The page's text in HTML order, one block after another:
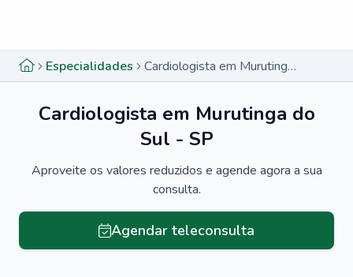
Especialidades Cardiologista em Murutinga do Sul - SP
Cardiologista em Murutinga do
Sul - SP
Aproveite os valores reduzidos e agende agora a sua
consulta.
Agendar teleconsulta